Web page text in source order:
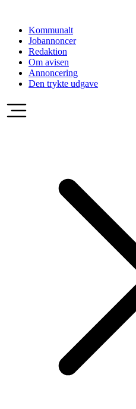
indholdKommunalt
Jobannoncer
Redaktion
Om avisen
Annoncering
Den trykte udgave